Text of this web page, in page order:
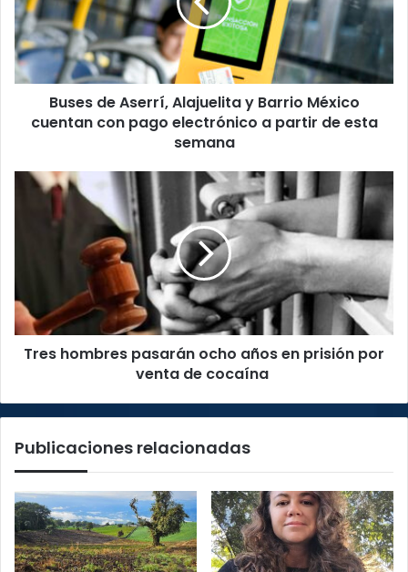
y
Barrio
México
cuentan
con
electrónico
Buses de Aserrí, Alajuelita y Barrio México
cuentan con pago electrónico a partir de esta
semana
Tres
hombres
pasarán
por
venta
deTres hombres pasarán ocho años en prisión por
venta de cocaína
Publicaciones relacionadas